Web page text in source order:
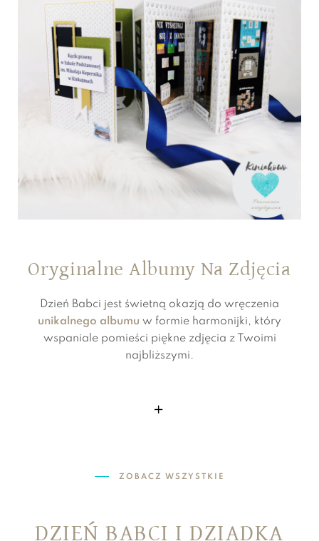
Oryginalne Albumy Na Zdjęcia
Dzień Babci jest świetną okazją do wręczenia
unikalnego albumu w formie harmonijki, który
wspaniale pomieści piękne zdjęcia z Twoimi
najbliższymi.
ZOBACZ WSZYSTKIE
DZIEŃ BABCI I DZIADKA